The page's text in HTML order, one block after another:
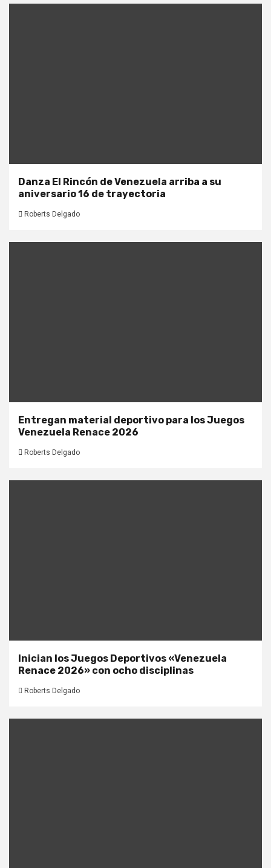
Danza El Rincón de Venezuela arriba a su
aniversario 16 de trayectoria
Roberts Delgado
Entregan material deportivo para los Juegos
Venezuela Renace 2026
Roberts Delgado
Inician los Juegos Deportivos «Venezuela
Renace 2026» con ocho disciplinas
Roberts Delgado